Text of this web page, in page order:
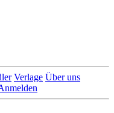
Verlage Über uns